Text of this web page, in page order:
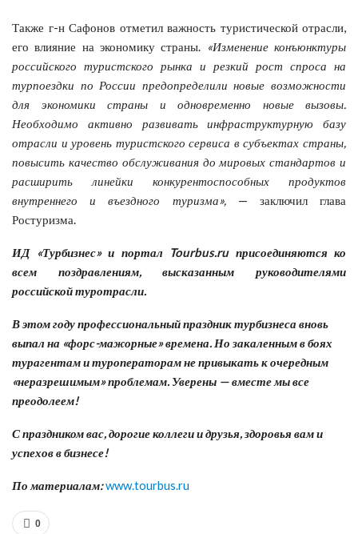
Также г-н Сафонов отметил важность туристической отрасли,
его влияние на экономику страны. «Изменение конъюнктуры
российского туристского рынка и резкий рост спроса на
турпоездки по России предопределили новые возможности
для экономики страны и одновременно новые вызовы.
Необходимо активно развивать инфраструктурную базу
отрасли и уровень туристского сервиса в субъектах страны,
повысить качество обслуживания до мировых стандартов и
расширить линейки конкурентоспособных продуктов
внутреннего и въездного туризма», — заключил глава
Ростуризма.
ИД «Турбизнес» и портал Tourbus.ru присоединяются ко
всем поздравлениям, высказанным руководителями
российской туротрасли.
В этом году профессиональный праздник турбизнеса вновь
выпал на «форс-мажорные» времена. Но закаленным в боях
турагентам и туроператорам не привыкать к очередным
«неразрешимым» проблемам. Уверены — вместе мы все
преодолеем!
С праздником вас, дорогие коллеги и друзья, здоровья вам и
успехов в бизнесе!
По материалам:www.tourbus.ru
0